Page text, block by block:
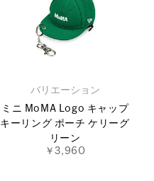
バリエーション
ミニ MoMA Logo キャップ
キーリング ポーチ ケリーグ
リーン
￥3,960